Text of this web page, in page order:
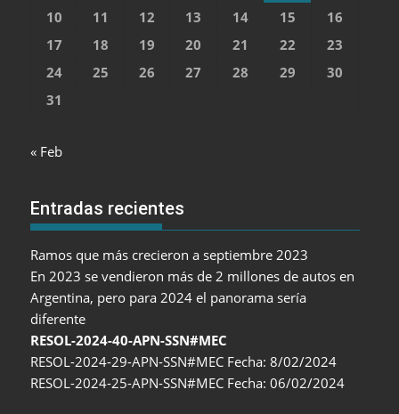
10
11 12 13 14 15
16
17
18 19 20 21 22
23
24
25 26 27 28 29
30
31
« Feb
Entradas recientes
Ramos que más crecieron a septiembre 2023
En 2023 se vendieron más de 2 millones de autos en
Argentina, pero para 2024 el panorama sería
diferente
RESOL-2024-40-APN-SSN#MEC
RESOL-2024-29-APN-SSN#MEC Fecha: 8/02/2024
RESOL-2024-25-APN-SSN#MEC Fecha: 06/02/2024